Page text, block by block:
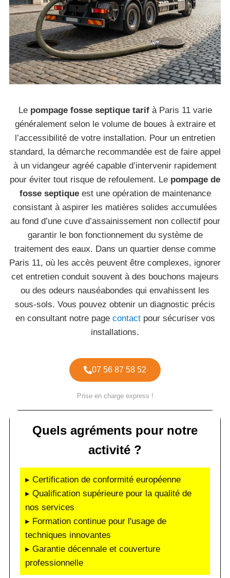
Le pompage fosse septique tarifà Paris 11 varie
généralement selon le volume de boues à extraire et
l’accessibilité de votre installation. Pour un entretien
standard, la démarche recommandée est de faire appel
à un vidangeur agréé capable d’intervenir rapidement
pour éviter tout risque de refoulement. Le pompage de
fosse septiqueest une opération de maintenance
consistant à aspirer les matières solides accumulées
au fond d’une cuve d’assainissement non collectif pour
garantir le bon fonctionnement du système de
traitement des eaux. Dans un quartier dense comme
Paris 11, où les accès peuvent être complexes, ignorer
cet entretien conduit souvent à des bouchons majeurs
ou des odeurs nauséabondes qui envahissent les
sous-sols. Vous pouvez obtenir un diagnostic précis
en consultant notre page contactpour sécuriser vos
installations.
07 56 87 58 52
Prise en charge express !
Quels agréments pour notre
activité ?
▸ Certification de conformité européenne
▸ Qualification supérieure pour la qualité de
nos services
▸ Formation continue pour l'usage de
techniques innovantes
▸ Garantie décennale et couverture
professionnelle